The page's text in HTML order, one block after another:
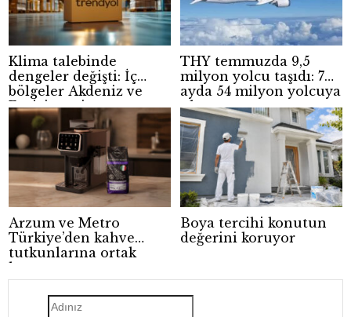
Klima talebinde
dengeler değişti: İç
bölgeler Akdeniz ve
Ege’yi geçti
THY temmuzda 9,5
milyon yolcu taşıdı: 7
ayda 54 milyon yolcuya
ulaştı
Arzum ve Metro
Türkiye’den kahve
tutkunlarına ortak
kampanya
Boya tercihi konutun
değerini koruyor